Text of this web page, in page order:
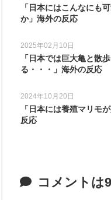
「日本にはこんなにも
か」海外の反応
2025年02月10日
「日本では巨大亀と散
る・・・」海外の反応
2024年10月20日
「日本には養殖マリモ
反応
コメントは